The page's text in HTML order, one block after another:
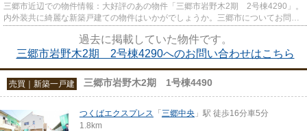
三郷市近辺での物件情報：大好評のあの物件「三郷市岩野木2期 2号棟4290」。
内外装共に綺麗な新築戸建ての物件はいかがでしょうか。三郷市についてお問い
過去に掲載していた物件です。
三郷市岩野木2期 2号棟4290へのお問い合わせはこちら
売買｜新築一戸建 三郷市岩野木2期 1号棟4490
つくばエクスプレス 「 三郷中央 」駅 徒歩16分車5分
1.8km